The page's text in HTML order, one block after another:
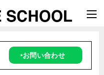
‣お問い合わせ